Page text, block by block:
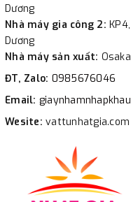
Dương
Nhà máy gia công 2:
Dương
Nhà máy sản xuất:
ĐT, Zalo: 0985676046
Email:
Wesite: